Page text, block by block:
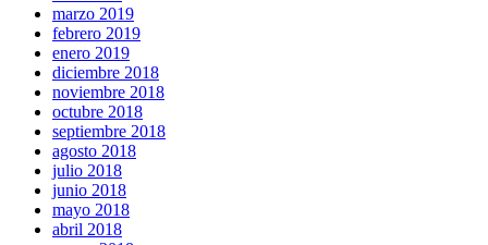
marzo 2019
febrero 2019
enero 2019
diciembre 2018
noviembre 2018
octubre 2018
septiembre 2018
agosto 2018
julio 2018
junio 2018
mayo 2018
abril 2018